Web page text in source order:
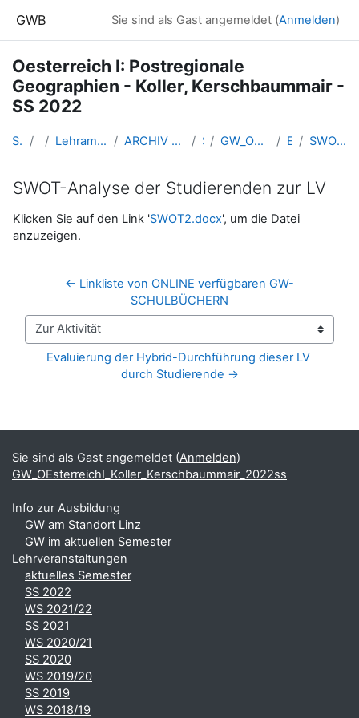
GWB Sie sind als Gast angemeldet (Anmelden)
Oesterreich I: Postregionale
Geographien - Koller, Kerschbaummair -
SS 2022
Startseite Kurse Lehramtsausbildung GW im Cluster Österreich Mitte ARCHIV - Lehrveranstaltungen am Standort Linz - seit 2016 SS_2022 GW_OEsterreichI_Koller_Kerschbaummair_2022ss Evaluierung SWOT-Analyse der Studierenden zur LV
SWOT-Analyse der Studierenden zur LV
Abschlussbedingungen
Klicken Sie auf den Link 'SWOT2.docx', um die Datei
anzuzeigen.
← Linkliste von ONLINE verfügbaren GW-
SCHULBÜCHERN
Zur Aktivität
Evaluierung der Hybrid-Durchführung dieser LV
durch Studierende →
Ergänzungsblöcke
Sie sind als Gast angemeldet (Anmelden)
GW_OEsterreichI_Koller_Kerschbaummair_2022ss
Info zur Ausbildung
GW am Standort Linz
GW im aktuellen Semester
Lehrveranstaltungen
aktuelles Semester
SS 2022
WS 2021/22
SS 2021
WS 2020/21
SS 2020
WS 2019/20
SS 2019
WS 2018/19